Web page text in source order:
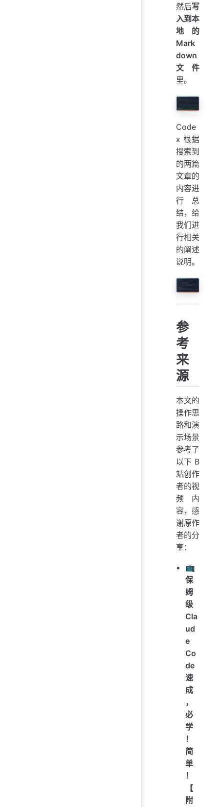
然后写
入到本
地的
Mark
down
文件
里。
Code
x 根据
搜索到
的两篇
文章的
内容进
行总
结，给
我们进
行相关
的阐述
说明。
参
考
来
源
本文的
操作思
路和演
示场景
参考了
以下 B
站创作
者的视
频内
容，感
谢原作
者的分
享：
📺
保
姆
级
Cla
ud
e
Co
de
速
成
，
必
学
！
简
单
！
【
附